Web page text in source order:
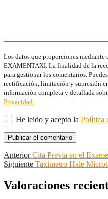
Los datos que proporciones mediante
EXAMENTAXI. La finalidad de la
para gestionar los comentarios.
rectificación, limitación y supresión
información completa y detallada
Privacidad.
He leido y acepto la Política
Navegación
de
entradas
Anterior Entrada
anterior:
Cita Previa en el
Siguiente Entrada
Taxímetro Hale
Valoraciones